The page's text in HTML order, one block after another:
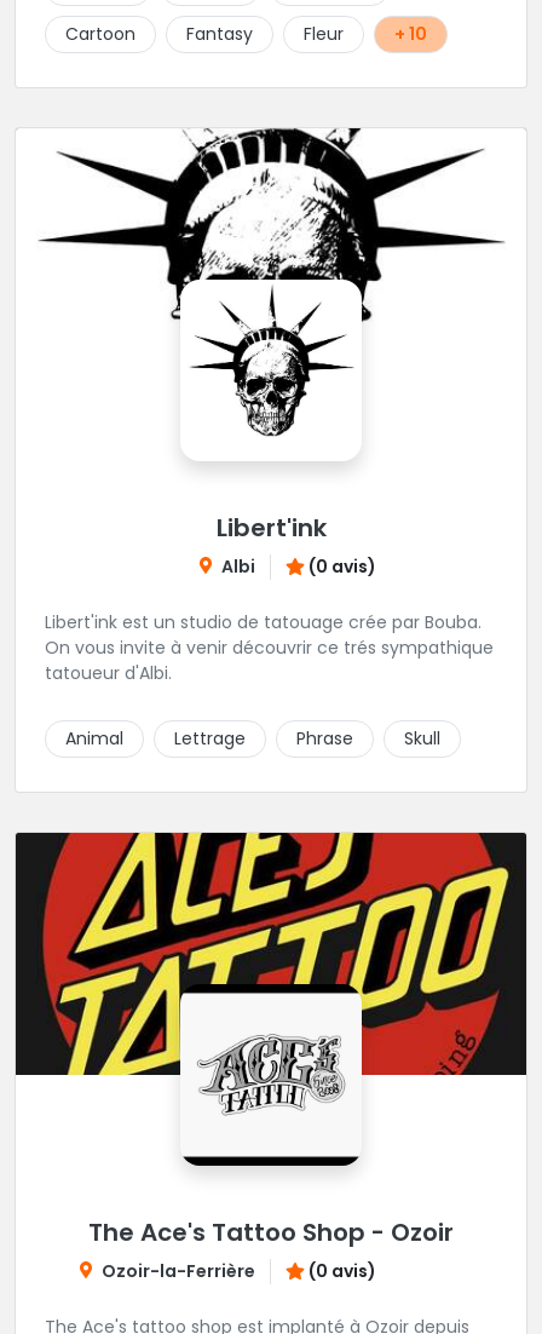
Cartoon
Fantasy Fleur + 10
Libert'ink
Albi (0 avis)
Libert'ink est un studio de tatouage crée par Bouba.
On vous invite à venir découvrir ce trés sympathique
tatoueur d'Albi.
Animal Lettrage Phrase Skull
The Ace's Tattoo Shop - Ozoir
Ozoir-la-Ferrière (0 avis)
The Ace's tattoo shop est implanté à Ozoir depuis